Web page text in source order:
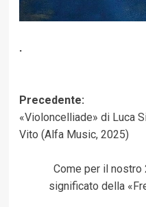
.
Navigazione
articolo
Precedente:
«Violoncelliade» di Luca
Vito (Alfa Music, 2025)
Come per il nostro
significato della